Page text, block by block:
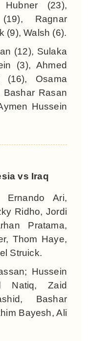
(23),
Ragnar
(9), Walsh (6).
(12), Sulaka
(3), Ahmed
(16), Osama
Rasan
Hussein
vs Iraq
Ernando Ari,
Ridho, Jordi
Pratama,
Thom Haye,
Struick.
Hussein
Natiq, Zaid
Bashar
Bayesh, Ali